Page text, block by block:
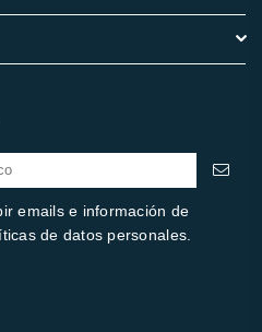
emails e información de
de datos personales.